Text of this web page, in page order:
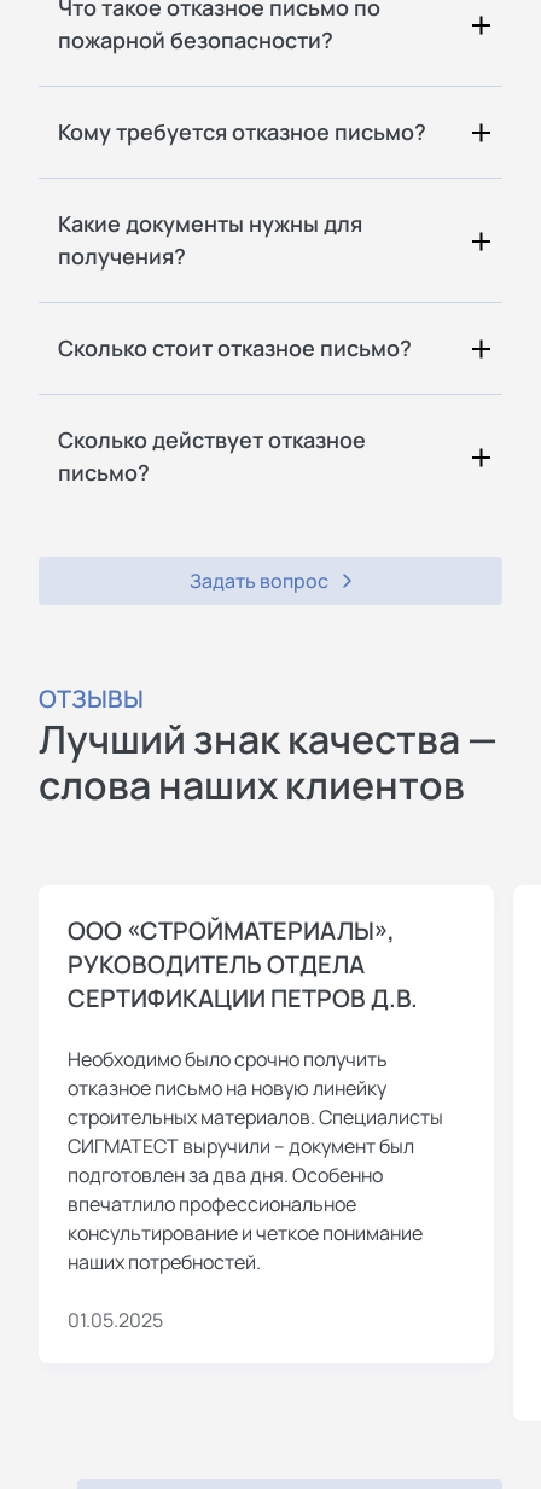
Что такое отказное письмо по
пожарной безопасности?
Кому требуется отказное письмо?
Какие документы нужны для
получения?
Сколько стоит отказное письмо?
Сколько действует отказное
письмо?
Задать вопрос
ОТЗЫВЫ
Лучший знак качества —
слова наших клиентов
ООО «СТРОЙМАТЕРИАЛЫ»,
РУКОВОДИТЕЛЬ ОТДЕЛА
СЕРТИФИКАЦИИ ПЕТРОВ Д.В.
Необходимо было срочно получить
отказное письмо на новую линейку
строительных материалов. Специалисты
СИГМАТЕСТ выручили – документ был
подготовлен за два дня. Особенно
впечатлило профессиональное
консультирование и четкое понимание
наших потребностей.
01.05.2025